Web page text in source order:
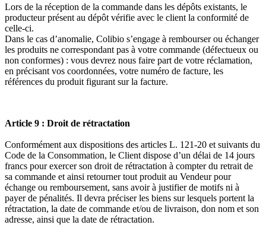
Lors de la réception de la commande dans les dépôts existants, le
producteur présent au dépôt vérifie avec le client la conformité de
celle-ci.
Dans le cas d’anomalie, Colibio s’engage à rembourser ou échanger
les produits ne correspondant pas à votre commande (défectueux ou
non conformes) : vous devrez nous faire part de votre réclamation,
en précisant vos coordonnées, votre numéro de facture, les
références du produit figurant sur la facture.
Article 9 : Droit de rétractation
Conformément aux dispositions des articles L. 121-20 et suivants du
Code de la Consommation, le Client dispose d’un délai de 14 jours
francs pour exercer son droit de rétractation à compter du retrait de
sa commande et ainsi retourner tout produit au Vendeur pour
échange ou remboursement, sans avoir à justifier de motifs ni à
payer de pénalités. Il devra préciser les biens sur lesquels portent la
rétractation, la date de commande et/ou de livraison, don nom et son
adresse, ainsi que la date de rétractation.